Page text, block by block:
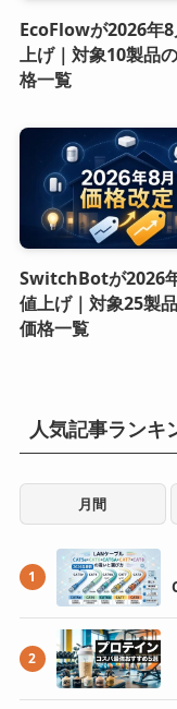
EcoFlowが2026年
上げ｜対象10製品
格一覧
SwitchBotが2026
値上げ｜対象25製
価格一覧
人気記事ランキ
月間
1
2